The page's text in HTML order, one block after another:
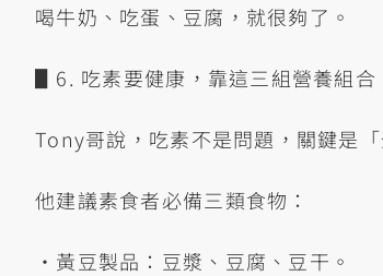
喝牛奶、吃蛋、豆腐，就很夠了。
▋6. 吃素要健康，靠這三組營養組合
Tony哥說，吃素不是問題，關鍵是
他建議素食者必備三類食物：
•黃豆製品：豆漿、豆腐、豆干。